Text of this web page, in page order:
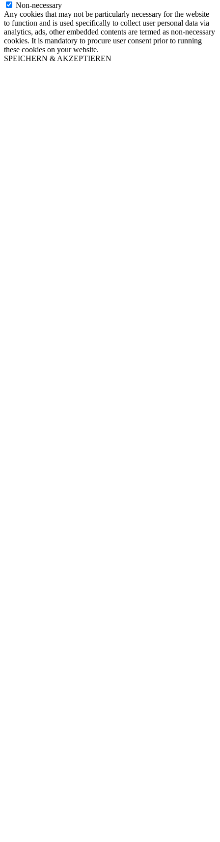
Non-necessary
Any cookies that may not be particularly necessary for the website
to function and is used specifically to collect user personal data via
analytics, ads, other embedded contents are termed as non-necessary
cookies. It is mandatory to procure user consent prior to running
these cookies on your website.
SPEICHERN & AKZEPTIEREN